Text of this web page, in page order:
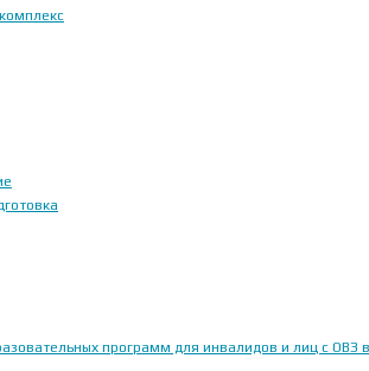
программ для инвалидов и лиц с ОВЗ